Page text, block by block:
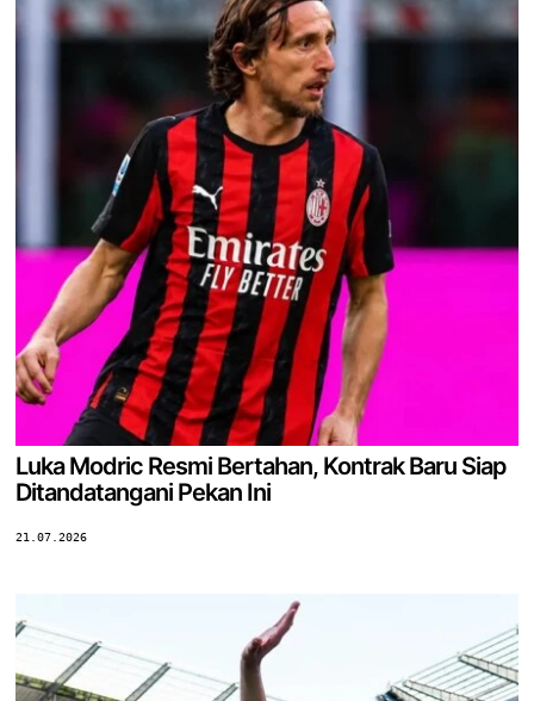
Luka Modric Resmi Bertahan, Kontrak Baru Siap
Ditandatangani Pekan Ini
21.07.2026